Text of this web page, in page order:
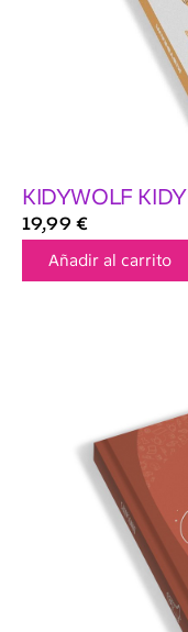
KIDYWOLF
19,99 €
Añadir al carrito